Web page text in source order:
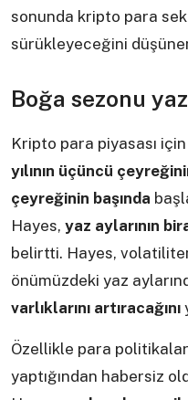
sonunda kripto para
sürükleyeceğini
Boğa sezonu
Kripto para piyasası
yılının üçüncü
çeyreğinin başında
Hayes, yaz aylarının
belirtti. Hayes,
önümüzdeki yaz
varlıklarını artıracağını
Özellikle para
yaptığından habersiz